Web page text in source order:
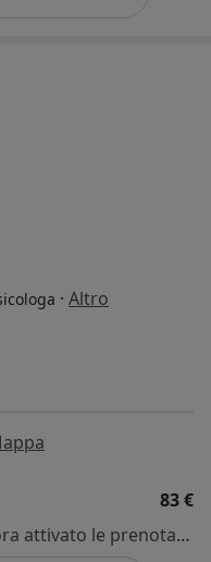
· Altro
83 €
Questo dottore non ha ancora attivato le prenotazioni online presso questo indirizzo.